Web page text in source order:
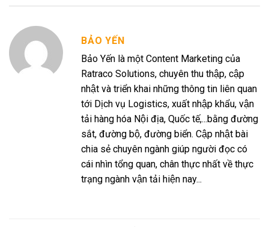
BẢO YẾN
Bảo Yến là một Content Marketing của
Ratraco Solutions, chuyên thu thập, cập
nhật và triển khai những thông tin liên quan
tới Dịch vụ Logistics, xuất nhập khẩu, vận
tải hàng hóa Nội địa, Quốc tế,...bằng đường
sắt, đường bộ, đường biển. Cập nhật bài
chia sẻ chuyên ngành giúp người đọc có
cái nhìn tổng quan, chân thực nhất về thực
trạng ngành vận tải hiện nay...